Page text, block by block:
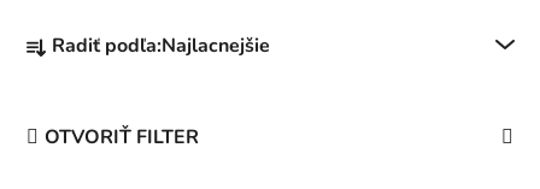
Radiť podľa:Najlacnejšie
OTVORIŤ FILTER